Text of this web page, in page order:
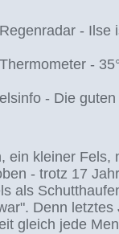
- Ilse
-
- Die
ein kleiner Fels,
- trotz 17
als
Denn
gleich jede